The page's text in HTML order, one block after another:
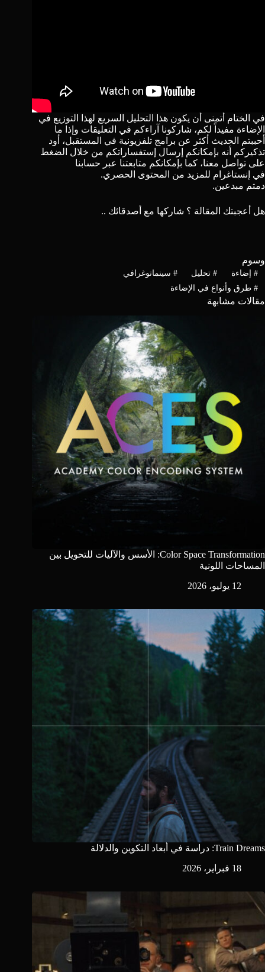
في الختام أتمنى أن يكون هذا التحليل السريع لهذا التوزيع في
الإضاءة مفيداً لكم، شاركونا آراءكم في التعليقات وإذا ما
أحببتم الحديث أكثر عن برامج تلفزيونية في المستقبل، أود
تذكيركم أنه بإمكانكم إرسال إستفساراتكم من خلال الضغط
على تواصل معنا، كما بإمكانكم متابعتنا عبر حسابنا
في إنستاغرام للمزيد من المحتوى الحصري.
دمتم مبدعين.
هل أعجبتك المقالة ؟ شاركها مع أصدقائك ..
وسوم
#إضاءة #تحليل # سينماتوغرافي
#طرق وأنواع في الإضاءة
مقالات مشابهة
Color Space Transformation: الأسس والآليات للتحويل بين
المساحات اللونية
12 يوليو، 2026
Train Dreams: دراسة في أبعاد التكوين والدلالة
18 فبراير، 2026